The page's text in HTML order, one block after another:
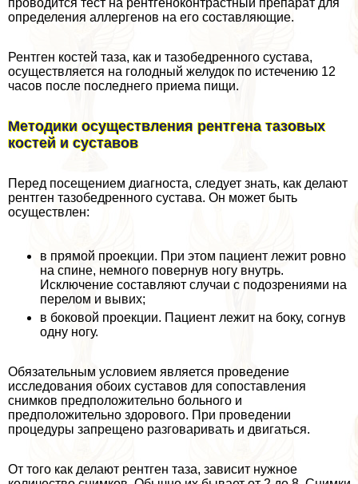
проводится тест на рентгеноконтрастный препарат для
определения аллергенов на его составляющие.
Рентген костей таза, как и тазобедренного сустава,
осуществляется на голодный желудок по истечению 12
часов после последнего приема пищи.
Методики осуществления рентгена тазовых
костей и суставов
Перед посещением диагноста, следует знать, как делают
рентген тазобедренного сустава. Он может быть
осуществлен:
в прямой проекции. При этом пациент лежит ровно
на спине, немного повернув ногу внутрь.
Исключение составляют случаи с подозрениями на
перелом и вывих;
в боковой проекции. Пациент лежит на боку, согнув
одну ногу.
Обязательным условием является проведение
исследования обоих суставов для сопоставления
снимков предположительно больного и
предположительно здорового. При проведении
процедуры запрещено разговаривать и двигаться.
От того как делают рентген таза, зависит нужное